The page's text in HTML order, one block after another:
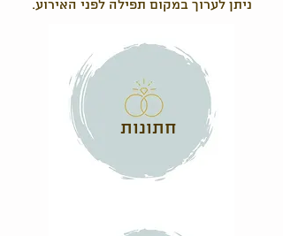
ניתן לערוך במקום תפילה לפני האירוע.
חתונות